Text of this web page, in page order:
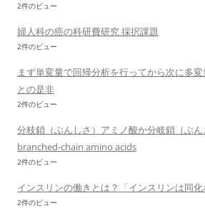
2件のビュー
婦人科の癌の科研費研究 採択課題
2件のビュー
まず単変量で回帰分析を行ってから次に多
との是非
2件のビュー
分枝鎖（ぶんしさ）アミノ酸か分岐鎖（ぶ
branched-chain amino acids
2件のビュー
インスリンの働きとは？「インスリンは同化
2件のビュー